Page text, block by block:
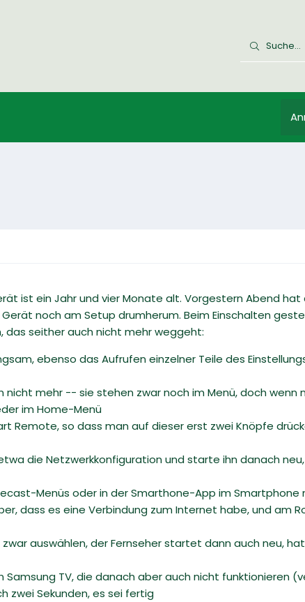
ist ein Jahr und vier Monate alt. Vorgestern Abend hat
noch am Setup drumherum. Beim Einschalten
seither auch nicht mehr weggeht:
ebenso das Aufrufen einzelner Teile des
nicht mehr -- sie stehen zwar noch im Menü, doch wenn
im Home-Menü
Remote, so dass man auf dieser erst zwei Knöpfe
die Netzwerkkonfiguration und starte ihn danach
Menüs oder in der Smarthone-App im Smartphone
dass es eine Verbindung zum Internet habe, und am
auswählen, der Fernseher startet dann auch neu,
TV, die danach aber auch nicht funktionieren
zwei Sekunden, es sei fertig